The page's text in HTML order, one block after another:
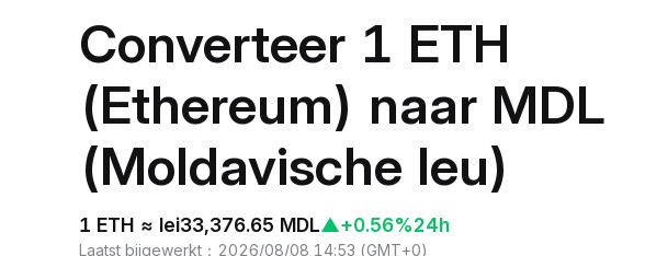
Converteer 1 ETH
(Ethereum) naar MDL
(Moldavische leu)
1 ETH ≈ lei33,376.65 MDL▲+0.56%24h
Laatst bijgewerkt ： 2026/08/08 14:53 (GMT+0)